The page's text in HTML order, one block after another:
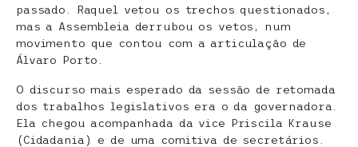
passado. Raquel vetou os trechos questionados,
mas a Assembleia derrubou os vetos, num
movimento que contou com a articulação de
Álvaro Porto.
O discurso mais esperado da sessão de retomada
dos trabalhos legislativos era o da governadora.
Ela chegou acompanhada da vice Priscila Krause
(Cidadania) e de uma comitiva de secretários.